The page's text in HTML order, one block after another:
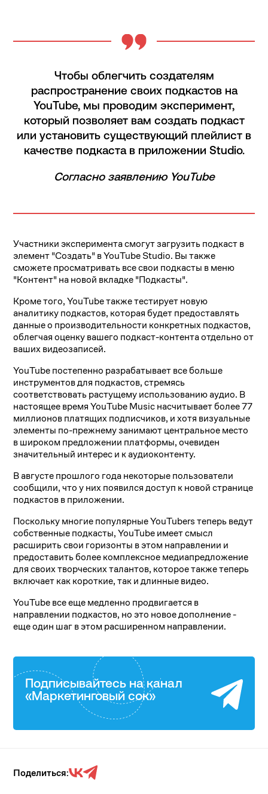
Чтобы облегчить создателям
распространение своих подкастов на
YouTube, мы проводим эксперимент,
который позволяет вам создать подкаст
или установить существующий плейлист в
качестве подкаста в приложении Studio.
Согласно заявлению YouTube
Участники эксперимента смогут загрузить подкаст в
элемент "Создать" в YouTube Studio. Вы также
сможете просматривать все свои подкасты в меню
"Контент" на новой вкладке "Подкасты".
Кроме того, YouTube также тестирует новую
аналитику подкастов, которая будет предоставлять
данные о производительности конкретных подкастов,
облегчая оценку вашего подкаст-контента отдельно от
ваших видеозаписей.
YouTube постепенно разрабатывает все больше
инструментов для подкастов, стремясь
соответствовать растущему использованию аудио. В
настоящее время YouTube Music насчитывает более 77
миллионов платящих подписчиков, и хотя визуальные
элементы по-прежнему занимают центральное место
в широком предложении платформы, очевиден
значительный интерес и к аудиоконтенту.
В августе прошлого года некоторые пользователи
сообщили, что у них появился доступ к новой странице
подкастов в приложении.
Поскольку многие популярные YouTubers теперь ведут
собственные подкасты, YouTube имеет смысл
расширить свои горизонты в этом направлении и
предоставить более комплексное медиапредложение
для своих творческих талантов, которое также теперь
включает как короткие, так и длинные видео.
YouTube все еще медленно продвигается в
направлении подкастов, но это новое дополнение -
еще один шаг в этом расширенном направлении.
Подписывайтесь на канал
«Маркетинговый сок»
Поделиться: